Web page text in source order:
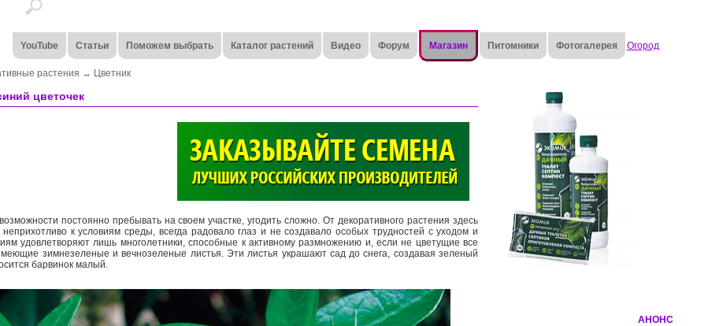
YouTube Статьи Поможем выбрать Каталог растений Видео Форум Магазин Питомники Фотогалерея Огород
растения → Цветник
цветочек
постоянно пребывать на своем участке, угодить сложно. От декоративного растения здесь
к условиям среды, всегда радовало глаз и не создавало особых трудностей с уходом и
удовлетворяют лишь многолетники, способные к активному размножению и, если не цветущие все
зимнезеленые и вечнозеленые листья. Эти листья украшают сад до снега, создавая зеленый
барвинок малый.
АНОНС